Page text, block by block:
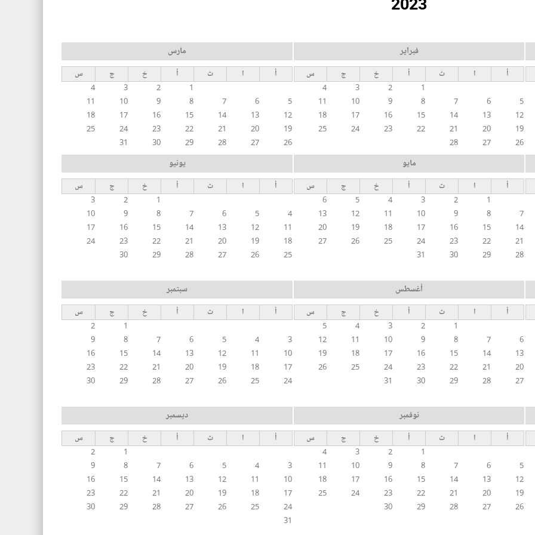
فبراير
أ ا ث أ خ ج
س
1
2
3
4
5
6
7
8
9
10
11
12
13
14
15
16
17
18
19
20
21
22
23
24
25
26
27
28
مارس
أ ا ث أ خ ج
س
1
2
3
4
5
6
7
8
9
10
11
12
13
14
15
16
17
18
19
20
21
22
23
24
25
26
27
28
29
30
31
مايو
أ ا ث أ خ ج
س
1
2
3
4
5
6
7
8
9
10
11
12
13
14
15
16
17
18
19
20
21
22
23
24
25
26
27
28
29
30
31
يونيو
أ ا ث أ خ ج
س
1
2
3
4
5
6
7
8
9
10
11
12
13
14
15
16
17
18
19
20
21
22
23
24
25
26
27
28
29
30
أغسطس
أ ا ث أ خ ج
س
1
2
3
4
5
6
7
8
9
10
11
12
13
14
15
16
17
18
19
20
21
22
23
24
25
26
27
28
29
30
31
سبتمبر
أ ا ث أ خ ج
س
1
2
3
4
5
6
7
8
9
10
11
12
13
14
15
16
17
18
19
20
21
22
23
24
25
26
27
28
29
30
نوفمبر
أ ا ث أ خ ج
س
1
2
3
4
5
6
7
8
9
10
11
12
13
14
15
16
17
18
19
20
21
22
23
24
25
26
27
28
29
30
ديسمبر
أ ا ث أ خ ج
س
1
2
3
4
5
6
7
8
9
10
11
12
13
14
15
16
17
18
19
20
21
22
23
24
25
26
27
28
29
30
31